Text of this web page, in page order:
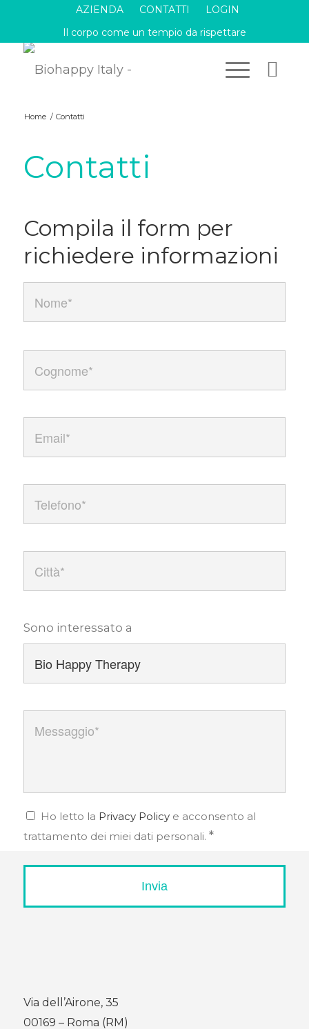
AZIENDA CONTATTI
LOGIN
Il corpo come un tempio da rispettare
Home / Contatti
Contatti
Compila il form per
richiedere informazioni
Nome
Cognome
Sono interessato a
Privacy *
Ho letto la Privacy Policye acconsento al
trattamento dei miei dati personali. *
Via dell’Airone, 35
00169 – Roma (RM)